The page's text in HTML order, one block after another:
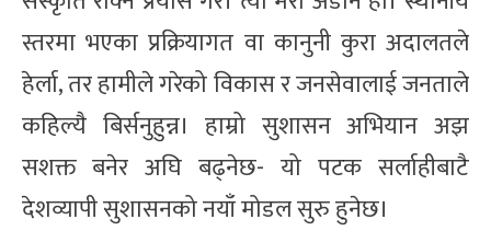
स्तरमा भएका प्रक्रियागत वा कानुनी कुरा अदालतले
हेर्ला, तर हामीले गरेको विकास र जनसेवालाई जनताले
कहिल्यै बिर्सनुहुन्न। हाम्रो सुशासन अभियान अझ
सशक्त बनेर अघि बढ्नेछ- यो पटक सर्लाहीबाटै
देशव्यापी सुशासनको नयाँ मोडल सुरु हुनेछ।